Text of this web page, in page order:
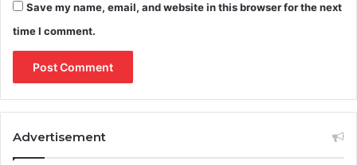
Save my name, email, and website in this browser for the next
time I comment.
Advertisement